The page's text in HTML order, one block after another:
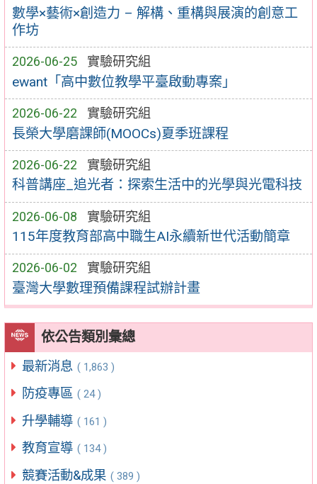
數學×藝術×創造力 – 解構、重構與展演的創意工
作坊
2026-06-25 實驗研究組
ewant「高中數位教學平臺啟動專案」
2026-06-22 實驗研究組
長榮大學磨課師(MOOCs)夏季班課程
2026-06-22 實驗研究組
科普講座_追光者：探索生活中的光學與光電科技
2026-06-08 實驗研究組
115年度教育部高中職生AI永續新世代活動簡章
2026-06-02 實驗研究組
臺灣大學數理預備課程試辦計畫
依公告類別彙總
最新消息 ( 1,863 )
防疫專區 ( 24 )
升學輔導 ( 161 )
教育宣導 ( 134 )
競賽活動&成果 ( 389 )